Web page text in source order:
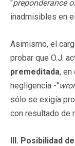
"preponderance
inadmisibles en
Asimismo, el
probar que O.J.
premeditada, en
negligencia -"
sólo se exigía
con resultado de
III. Posibilidad